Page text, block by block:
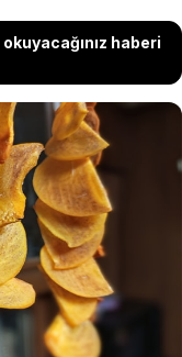
haberi
doğal içeriğiyle viral
satış rekoru kırıyor.
cipsin fiyatı 650